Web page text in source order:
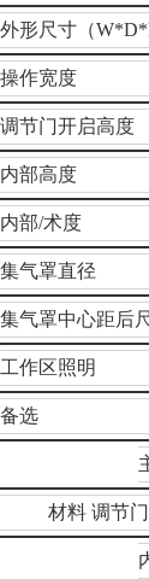
外形尺寸（
操作宽度
调节门开启高度
内部高度
内部/术度
集气罩直径
集气罩中心距后
工作区照明
备选
材料 调节门